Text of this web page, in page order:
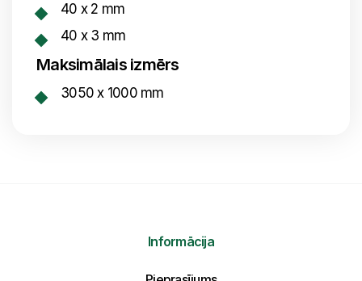
40 x 2 mm
40 x 3 mm
Maksimālais izmērs
3050 x 1000 mm
Informācija